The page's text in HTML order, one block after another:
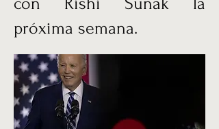
próxima semana.